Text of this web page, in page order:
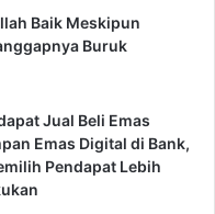
Baik Meskipun
Buruk
Jual Beli Emas
Emas Digital di Bank,
Pendapat Lebih